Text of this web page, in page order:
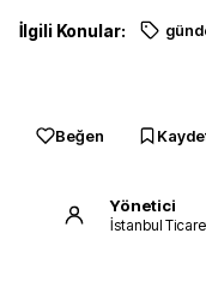
İlgili Konular:
Beğen
Yönetici
İstanbul